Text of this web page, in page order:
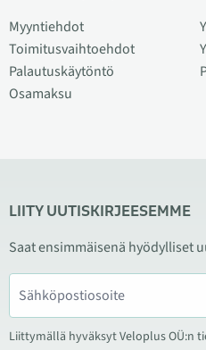
Myyntiehdot
Toimitusvaihtoehdot
Palautuskäytöntö
Osamaksu
LIITY UUTISKIRJEESEMME
Saat ensimmäisenä hyödylliset
Liittymällä hyväksyt Veloplus OÜ:n